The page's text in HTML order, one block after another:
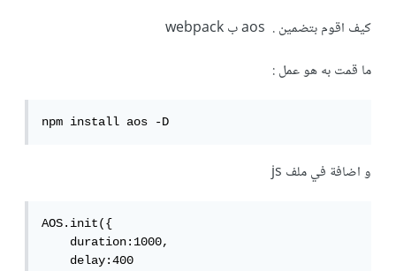
كيف اقوم بتضمين . aos ب webpack
ما قمت به هو عمل :
npm install aos -D
و اضافة في ملف js
AOS.init({
    duration:1000,
    delay:400